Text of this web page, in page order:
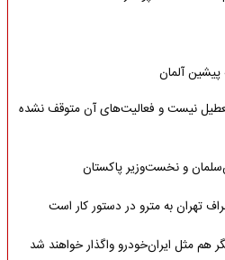
پیشین آلمان
نیست و فعالیت‌های آن متوقف نشده
و نخست‌وزیر پاکستان
تهران به مترو در دستور کار است
هم مثل ایران‌خودرو واگذار خواهند شد